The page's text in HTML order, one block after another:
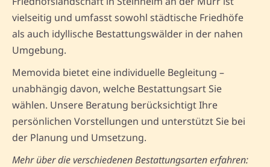
vielseitig und umfasst sowohl städtische Friedhöfe
als auch idyllische Bestattungswälder in der nahen
Umgebung.
Memovida bietet eine individuelle Begleitung –
unabhängig davon, welche Bestattungsart Sie
wählen. Unsere Beratung berücksichtigt Ihre
persönlichen Vorstellungen und unterstützt Sie bei
der Planung und Umsetzung.
Mehr über die verschiedenen Bestattungsarten erfahren: